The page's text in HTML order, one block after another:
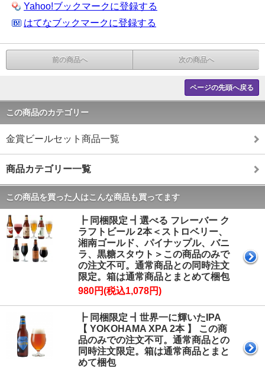
Yahoo!ブックマークに登録する
はてなブックマークに登録する
前の商品へ 次の商品へ
ページの先頭へ戻る
この商品のカテゴリー
金賞ビールセット商品一覧
商品カテゴリー一覧
この商品を買った人はこんな商品も買ってます
┣ 同梱限定 ┫選べる フレーバー ク
ラフトビール 2本＜ストロベリー、
湘南ゴールド、パイナップル、バニ
ラ、黒糖スタウト＞この商品のみで
の注文不可。通常商品との同時注文
限定。箱は通常商品とまとめて梱包
980円(税込1,078円)
┣ 同梱限定 ┫世界一に輝いたIPA
【 YOKOHAMA XPA 2本 】 この商
品のみでの注文不可。通常商品との
同時注文限定。箱は通常商品とまと
めて梱包